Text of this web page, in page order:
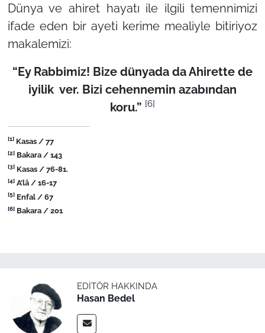
Dünya ve ahiret hayatı ile ilgili temennimizi
ifade eden bir ayeti kerime mealiyle bitiriyoz
makalemizi:
“Ey Rabbimiz! Bize dünyada da Ahirette de
iyilik ver. Bizi cehennemin azabından
koru.” [6]
[1]Kasas / 77
[2]Bakara / 143
[3]Kasas / 76-81.
[4]A’lâ / 16-17
[5]Enfal / 67
[6]Bakara / 201
EDITÖR HAKKINDA
Hasan Bedel